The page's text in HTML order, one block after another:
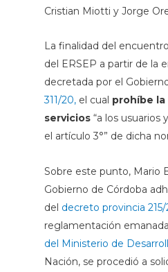
Cristian Miotti y Jorge
La finalidad del
del ERSEP a partir de la
decretada por el
311/20,el cual prohíbe la
servicios“a los usuarios
el artículo 3°” de dicha
Sobre este punto, Mario
Gobierno de Córdoba
del decreto provincia
reglamentación
del Ministerio de
Nación, se procedió a